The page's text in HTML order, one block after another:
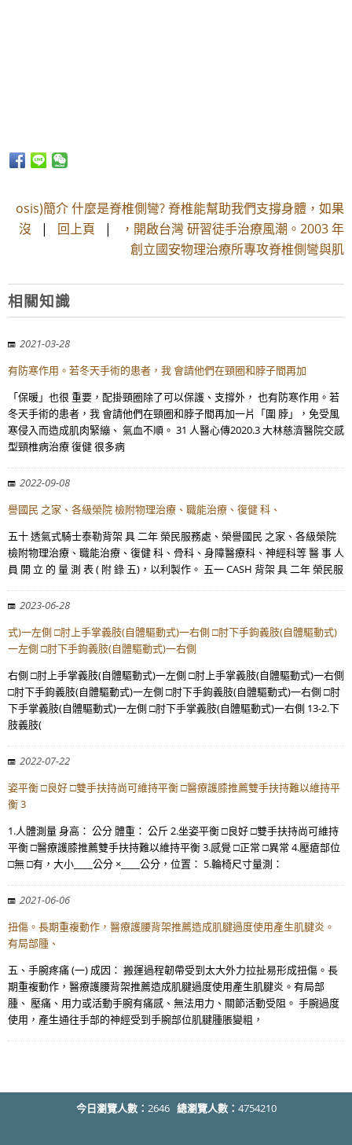
osis)簡介 什麼是脊椎側彎? 脊椎能幫助我們支撐身體，如果
沒 | 回上頁 |
，開啟台灣 研習徒手治療風潮。2003 年
創立國安物理治療所專攻脊椎側彎與肌
相關知識
2021-03-28
有防寒作用。若冬天手術的患者，我 會請他們在頸圈和脖子間再加
「保暖」也很 重要，配掛頸圈除了可以保護、支撐外， 也有防寒作用。若
冬天手術的患者，我 會請他們在頸圈和脖子間再加一片「圍 脖」，免受風
寒侵入而造成肌肉緊繃、 氣血不順。 31 人醫心傳2020.3 大林慈濟醫院交感
型頸椎病治療 復健 很多病
2022-09-08
譽國民 之家、各級榮院 檢附物理治療、職能治療、復健 科、
五十 透氣式騎士泰勒背架 具 二年 榮民服務處、榮譽國民 之家、各級榮院
檢附物理治療、職能治療、復健 科、骨科、身障醫療科、神經科等 醫 事 人
員 開 立 的 量 測 表 ( 附 錄 五)，以利製作。 五一 CASH 背架 具 二年 榮民服
2023-06-28
式)一左側 □肘上手掌義肢(自體驅動式)一右側 □肘下手鉤義肢(自體驅動式)
一左側 □肘下手鉤義肢(自體驅動式)一右側
右側 □肘上手掌義肢(自體驅動式)一左側 □肘上手掌義肢(自體驅動式)一右側
□肘下手鉤義肢(自體驅動式)一左側 □肘下手鉤義肢(自體驅動式)一右側 □肘
下手掌義肢(自體驅動式)一左側 □肘下手掌義肢(自體驅動式)一右側 13-2.下
肢義肢(
2022-07-22
姿平衡 □良好 □雙手扶持尚可維持平衡 □醫療護膝推薦雙手扶持難以維持平
衡 3
1.人體測量 身高： 公分 體重： 公斤 2.坐姿平衡 □良好 □雙手扶持尚可維持
平衡 □醫療護膝推薦雙手扶持難以維持平衡 3.感覺 □正常 □異常 4.壓瘡部位
□無 □有，大小____公分 ×____公分，位置： 5.輪椅尺寸量測：
2021-06-06
扭傷。長期重複動作，醫療護腰背架推薦造成肌腱過度使用產生肌腱炎。
有局部腫、
五、手腕疼痛 (一) 成因： 搬運過程韌帶受到太大外力拉扯易形成扭傷。長
期重複動作，醫療護腰背架推薦造成肌腱過度使用產生肌腱炎。有局部
腫、 壓痛、用力或活動手腕有痛感、無法用力、關節活動受阻。 手腕過度
使用，產生通往手部的神經受到手腕部位肌腱腫脹變粗，
今日瀏覽人數： 2646 總瀏覽人數： 4754210